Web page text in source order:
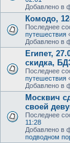
Добавлено в
Комодо,
Последнее
путешествия
Добавлено в
Египет,
скидка,
Последнее
путешествия
Добавлено в
Москвич
своей
Последнее
11:28
Добавлено в
подводном